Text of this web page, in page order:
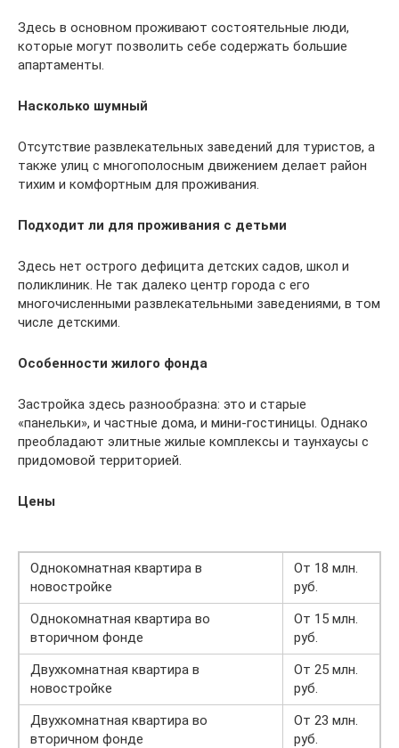
Здесь в основном проживают состоятельные люди,
которые могут позволить себе содержать большие
апартаменты.
Насколько шумный
Отсутствие развлекательных заведений для туристов, а
также улиц с многополосным движением делает район
тихим и комфортным для проживания.
Подходит ли для проживания с детьми
Здесь нет острого дефицита детских садов, школ и
поликлиник. Не так далеко центр города с его
многочисленными развлекательными заведениями, в том
числе детскими.
Особенности жилого фонда
Застройка здесь разнообразна: это и старые
«панельки», и частные дома, и мини-гостиницы. Однако
преобладают элитные жилые комплексы и таунхаусы с
придомовой территорией.
Цены
Однокомнатная квартира в
новостройке
От 18 млн.
руб.
Однокомнатная квартира во
вторичном фонде
От 15 млн.
руб.
Двухкомнатная квартира в
новостройке
От 25 млн.
руб.
Двухкомнатная квартира во
вторичном фонде
От 23 млн.
руб.